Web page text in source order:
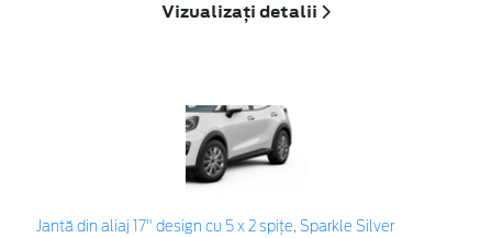
Vizualizați detalii
Jantă din aliaj 17" design cu 5 x 2 spiţe, Sparkle Silver